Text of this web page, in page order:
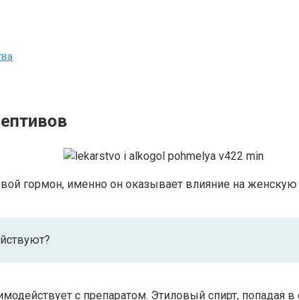
гормон, именно он оказывает влияние на
с препаратом. Этиловый спирт, попадая